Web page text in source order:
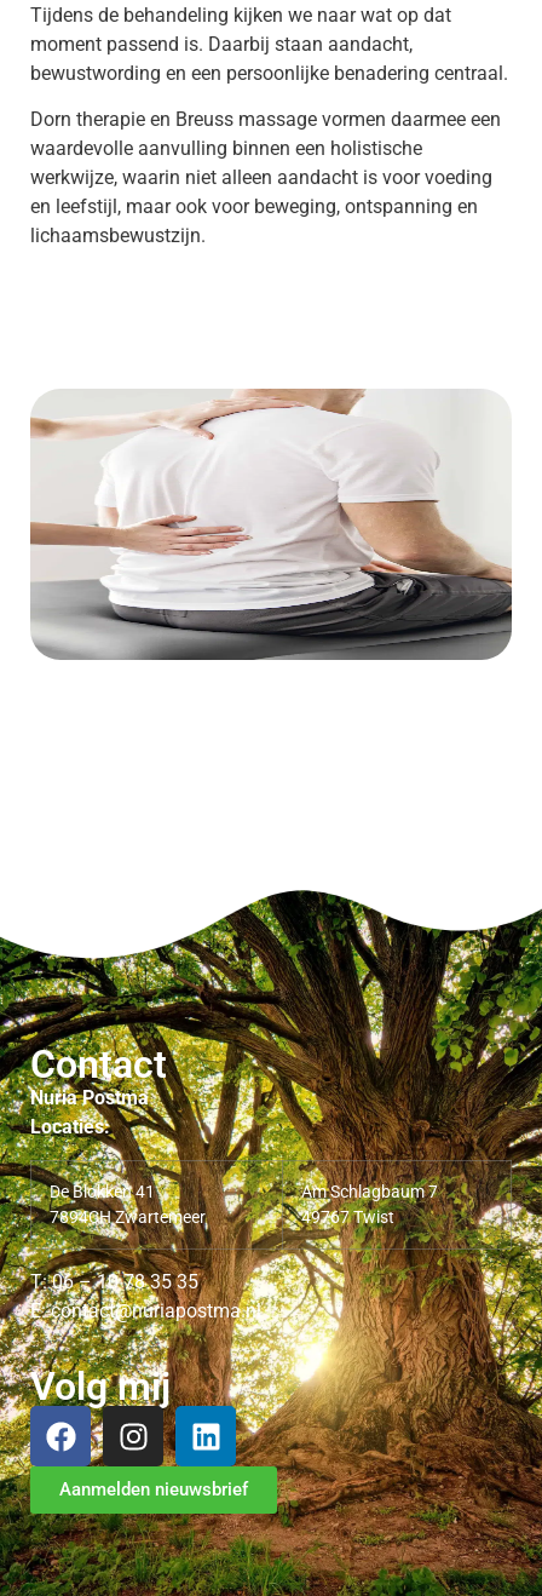
Tijdens de behandeling kijken we naar wat op dat
moment passend is. Daarbij staan aandacht,
bewustwording en een persoonlijke benadering centraal.
Dorn therapie en Breuss massage vormen daarmee een
waardevolle aanvulling binnen een holistische
werkwijze, waarin niet alleen aandacht is voor voeding
en leefstijl, maar ook voor beweging, ontspanning en
lichaamsbewustzijn.
Contact
Nuria Postma
Locaties:
De Blokken 41
7894CH Zwartemeer
Am Schlagbaum 7
49767 Twist
T: 06 – 10 78 35 35
E: contact@nuriapostma.nl
Volg mij
Aanmelden nieuwsbrief